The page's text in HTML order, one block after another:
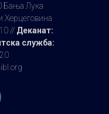
Бања Лука
Херцеговина
// Деканат:
служба: